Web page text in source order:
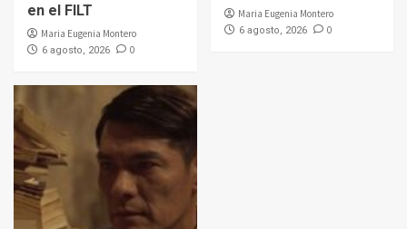
en el FILT
Maria Eugenia Montero
6 agosto, 2026 0
Maria Eugenia Montero
6 agosto, 2026 0